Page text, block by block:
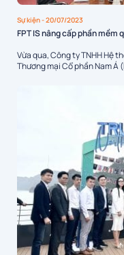
Sự kiện- 20/07/2023
FPT IS nâng cấp phần mềm
Vừa qua, Công ty TNHH Hệ
Thương mại Cổ phần Nam Á